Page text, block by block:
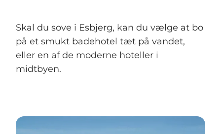
Det Sker
Skal du sove i Esbjerg, kan du vælge at bo
på et smukt badehotel tæt på vandet,
eller en af de moderne hoteller i
midtbyen.